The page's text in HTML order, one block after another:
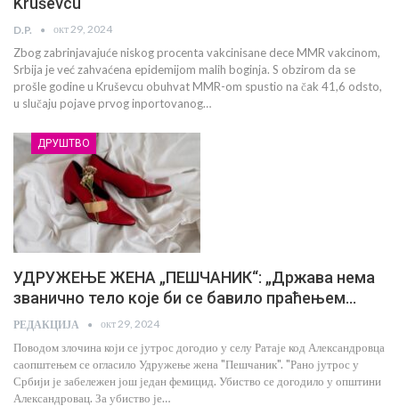
D.P. окт 29, 2024
Zbog zabrinjavajuće niskog procenta vakcinisane dece MMR vakcinom,
Srbija je već zahvaćena epidemijom malih boginja. S obzirom da se
prošle godine u Kruševcu obuhvat MMR-om spustio na čak 41,6 odsto,
u slučaju pojave prvog inportovanog…
ДРУШТВО
УДРУЖЕЊЕ ЖЕНА „ПЕШЧАНИК“: „Држава нема
званично тело које би се бавило праћењем…
РЕДАКЦИЈА окт 29, 2024
Поводом злочина који се јутрос догодио у селу Ратаје код Александровца
саопштењем се огласило Удружење жена "Пешчаник". "Рано јутрос у
Србији је забележен још један фемицид. Убиство се догодило у општини
Александровац. За убиство је…